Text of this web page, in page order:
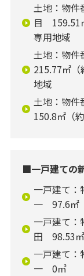
土地：物
目 159.51
専用地域
土地：物
215.77㎡
地域
土地：物
150.8㎡（
■一戸建ての
一戸建て
一 97.6㎡
一戸建て
田 98.53㎡
一戸建て
一 0㎡